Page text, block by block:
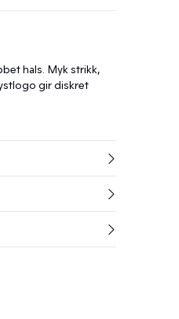
hals. Myk strikk,
gir diskret